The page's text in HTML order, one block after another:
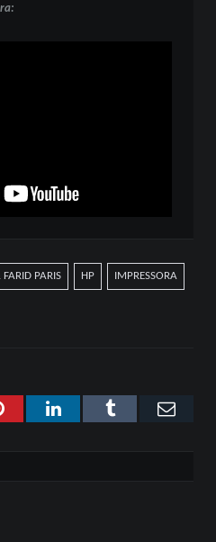
FARID PARIS HP IMPRESSORA
PinterestLinkedInTumblr